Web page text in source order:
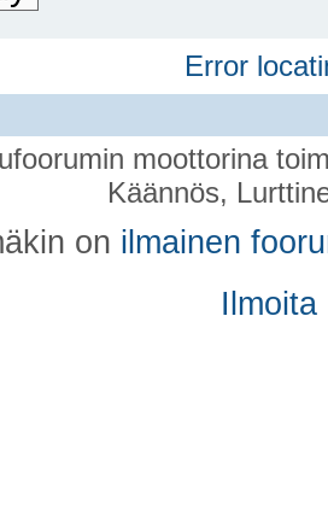
Error
moottorina
Käännös,
on ilmainen